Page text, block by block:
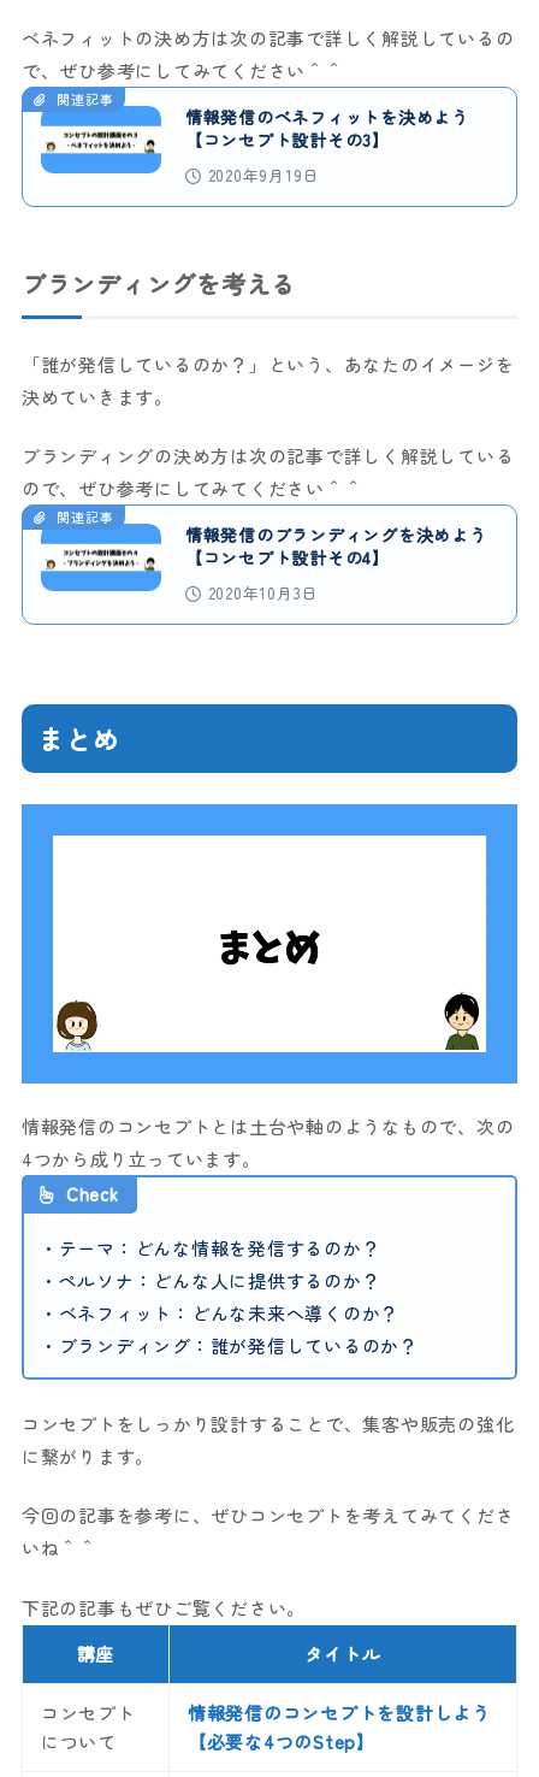
ベネフィットの決め方は次の記事で詳しく解説しているの
で、ぜひ参考にしてみてください＾＾
関連記事
情報発信のベネフィットを決めよう
【コンセプト設計その3】
2020年9月19日
ブランディングを考える
「誰が発信しているのか？」という、あなたのイメージを
決めていきます。
ブランディングの決め方は次の記事で詳しく解説している
ので、ぜひ参考にしてみてください＾＾
関連記事
情報発信のブランディングを決めよう
【コンセプト設計その4】
2020年10月3日
まとめ
情報発信のコンセプトとは土台や軸のようなもので、次の
4つから成り立っています。
Check
・テーマ：どんな情報を発信するのか？
・ペルソナ：どんな人に提供するのか？
・ベネフィット：どんな未来へ導くのか？
・ブランディング：誰が発信しているのか？
コンセプトをしっかり設計することで、集客や販売の強化
に繋がります。
今回の記事を参考に、ぜひコンセプトを考えてみてくださ
いね＾＾
下記の記事もぜひご覧ください。
講座
タイトル
コンセプト
について
情報発信のコンセプトを設計しよう
【必要な4つのStep】